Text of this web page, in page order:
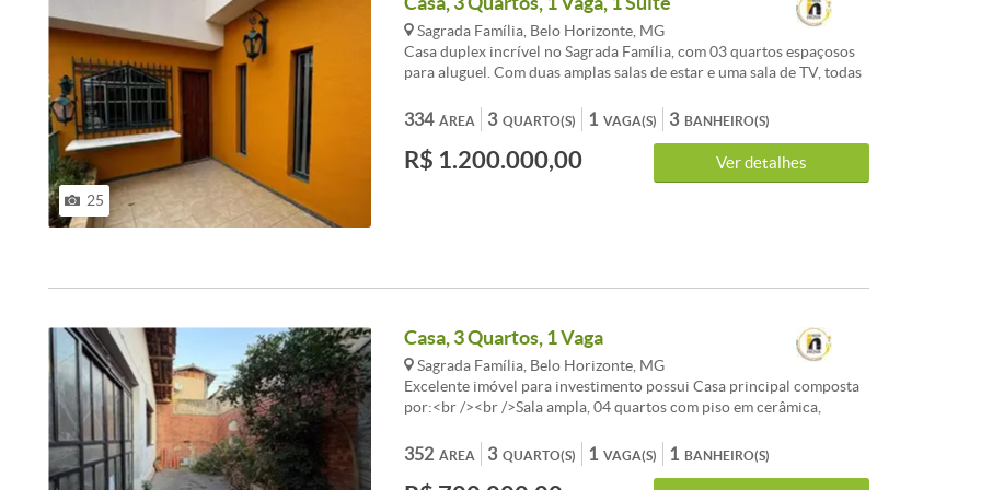
25
Sagrada Família, Belo Horizonte, MG
Casa duplex incrível no Sagrada Família, com 03 quartos espaçosos
para aluguel. Com duas amplas salas de estar e uma sala de TV, todas
elegância. O lavabo e a suíte principal com armários planejados são
apenas alguns dos destaques desta casa. A cozinha também possui
armários planejados e a lavanderia é independente. Além disso, você
poderá desfrutar de um espaço externo para relaxar e um terraço
ÁREA
334 QUARTO(S)
3 VAGA(S)
1 BANHEIRO(S)
3
R$ 1.200.000,00 Ver detalhes
Casa, 3 Quartos, 1 Vaga
Sagrada Família, Belo Horizonte, MG
Excelente imóvel para investimento possui Casa principal composta
por:<br /><br />Sala ampla, 04 quartos com piso em cerâmica,
/>segunda Casa: Sala, 03 quartos grandes, Banheiro social, Cozinha,
Área de serviço<br /><br />02 vagas garagem <br /><br />01 Loja
ÁREA
352 QUARTO(S)
3 VAGA(S)
1 BANHEIRO(S)
1